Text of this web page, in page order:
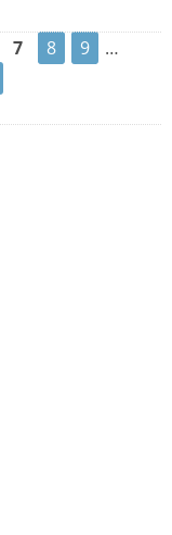
7 8 9
…